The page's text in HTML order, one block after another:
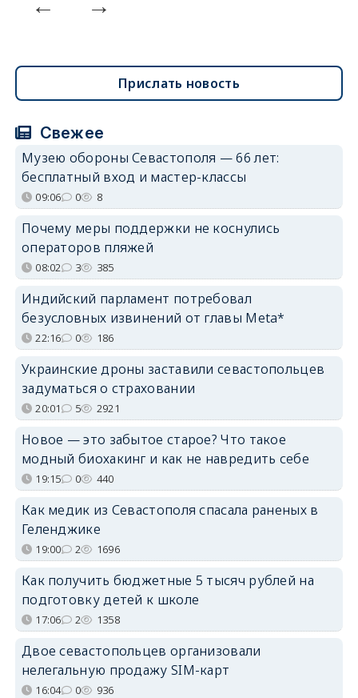
Прислать новость
Свежее
Музею обороны Севастополя — 66 лет:
бесплатный вход и мастер-классы
09:06 0 8
Почему меры поддержки не коснулись
операторов пляжей
08:02 3 385
Индийский парламент потребовал
безусловных извинений от главы Meta*
22:16 0 186
Украинские дроны заставили севастопольцев
задуматься о страховании
20:01 5 2921
Новое — это забытое старое? Что такое
модный биохакинг и как не навредить себе
19:15 0 440
Как медик из Севастополя спасала раненых в
Геленджике
19:00 2 1696
Как получить бюджетные 5 тысяч рублей на
подготовку детей к школе
17:06 2 1358
Двое севастопольцев организовали
нелегальную продажу SIM-карт
16:04 0 936